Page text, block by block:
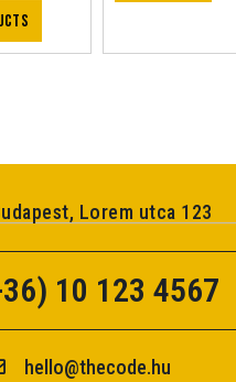
Lorem utca 123
10 123 4567
hello@thecode.hu